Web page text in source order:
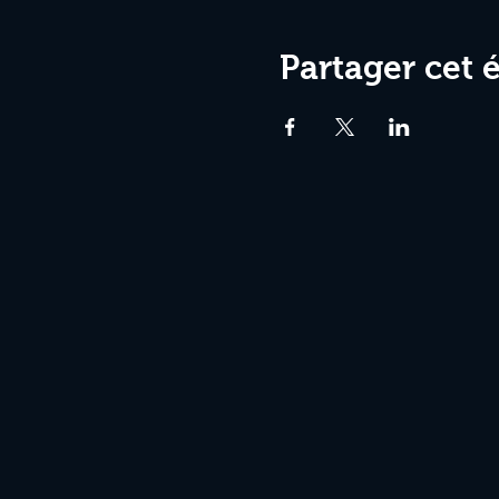
Partager cet